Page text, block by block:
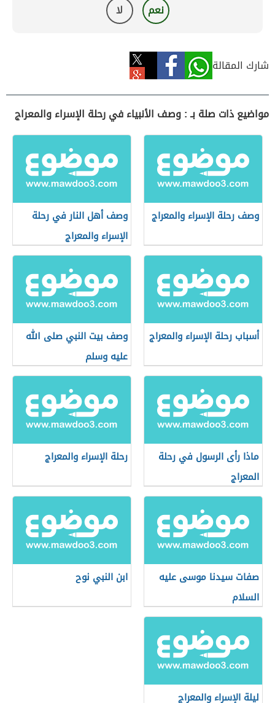
نعم لا
شارك المقالة
مواضيع ذات صلة بـ : وصف الأنبياء في رحلة الإسراء والمعراج
وصف رحلة الإسراء والمعراج
وصف أهل النار في رحلة
الإسراء والمعراج
أسباب رحلة الإسراء والمعراج
وصف بيت النبي صلى الله
عليه وسلم
ماذا رأى الرسول في رحلة
المعراج
رحلة الإسراء والمعراج
صفات سيدنا موسى عليه
السلام
ابن النبي نوح
ليلة الإسراء والمعراج